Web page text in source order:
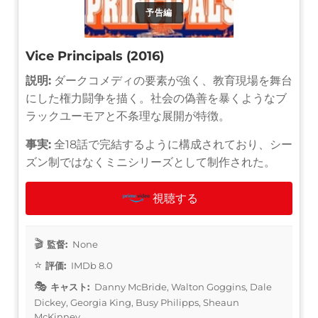
予告編
Vice Principals (2016)
説明: ダークコメディの要素が強く、教育現場を舞台
にした権力闘争を描く。社会の偽善を暴くようなブ
ラックユーモアと不条理な展開が特徴。
事実: 全18話で完結するように構成されており、シー
ズン制ではなくミニシリーズとして制作された。
視聴する
監督: None
評価: IMDb 8.0
キャスト: Danny McBride, Walton Goggins, Dale
Dickey, Georgia King, Busy Philipps, Sheaun